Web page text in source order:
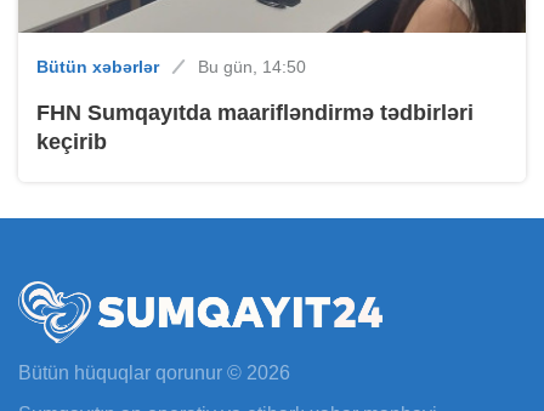
Bütün xəbərlər Bu gün, 14:50
FHN Sumqayıtda maarifləndirmə tədbirləri
keçirib
Bütün hüquqlar qorunur © 2026